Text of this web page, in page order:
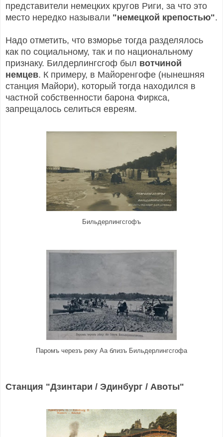
представители немецких кругов Риги, за что это
место нередко называли "немецкой крепостью".
Надо отметить, что взморье тогда разделялось
как по социальному, так и по национальному
признаку. Билдерлингсгоф был вотчиной
немцев. К примеру, в Майоренгофе (нынешняя
станция Майори), который тогда находился в
частной собственности барона Фиркса,
запрещалось селиться евреям.
Бильдерлингсгофъ
Паромъ черезъ реку Аа близъ Бильдерлингсгофа
Станция "Дзинтари / Эдинбург / Авоты"